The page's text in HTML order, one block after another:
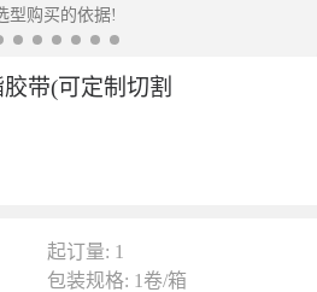
型购买的依据!
带(可定制切割
起订量: 1
包装规格: 1卷/箱